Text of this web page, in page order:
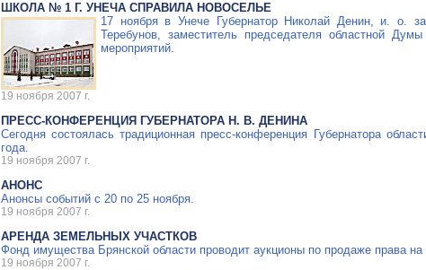
ШКОЛА № 1 Г. УНЕЧА СПРАВИЛА НОВОСЕЛЬЕ
17 ноября в Унече Губернатор Николай Денин, и. о.
Теребунов, заместитель председателя областной
мероприятий.
19 ноября 2007 г.
ПРЕСС-КОНФЕРЕНЦИЯ ГУБЕРНАТОРА Н. В. ДЕНИНА
Сегодня состоялась традиционная пресс-конференция Губернатора
года.
19 ноября 2007 г.
АНОНС
Анонсы событий с 20 по 25 ноября.
19 ноября 2007 г.
АРЕНДА ЗЕМЕЛЬНЫХ УЧАСТКОВ
Фонд имущества Брянской области проводит аукционы по продаже права
19 ноября 2007 г.